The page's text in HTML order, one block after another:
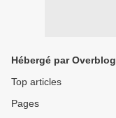
Hébergé par Overblog
Top articles
Pages